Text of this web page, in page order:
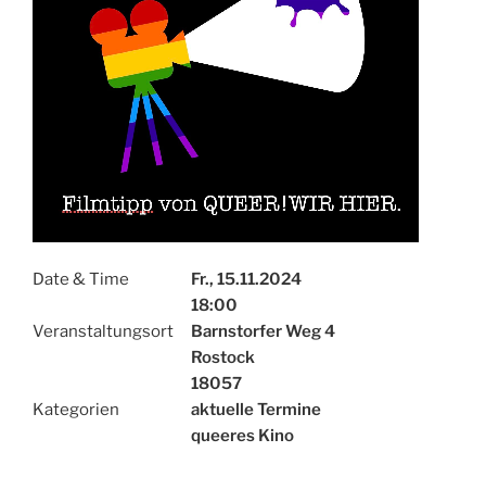
Date & Time
Fr., 15.11.2024
18:00
Veranstaltungsort
Barnstorfer Weg 4
Rostock
18057
Kategorien
aktuelle Termine
queeres Kino